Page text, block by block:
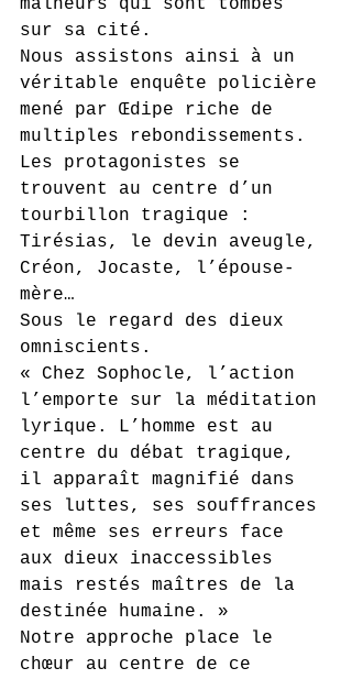
malheurs qui sont tombés
sur sa cité.
Nous assistons ainsi à un
véritable enquête policière
mené par Œdipe riche de
multiples rebondissements.
Les protagonistes se
trouvent au centre d’un
tourbillon tragique :
Tirésias, le devin aveugle,
Créon, Jocaste, l’épouse-
mère…
Sous le regard des dieux
omniscients.
« Chez Sophocle, l’action
l’emporte sur la méditation
lyrique. L’homme est au
centre du débat tragique,
il apparaît magnifié dans
ses luttes, ses souffrances
et même ses erreurs face
aux dieux inaccessibles
mais restés maîtres de la
destinée humaine. »
Notre approche place le
chœur au centre de ce